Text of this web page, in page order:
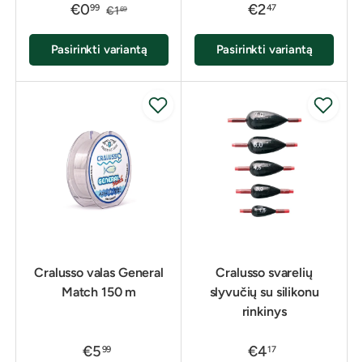
€099 €169
Pasirinkti variantą
€247
Pasirinkti variantą
Cralusso valas General
Match 150 m
€599
Cralusso svarelių
slyvučių su silikonu
rinkinys
€417